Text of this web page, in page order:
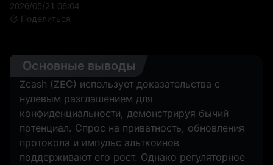
2026/05/21 06:04
Поделиться
Основные выводы
Zcash (ZEC) использует доказательства с
нулевым разглашением для
конфиденциальности, демонстрируя бычий
потенциал. Спрос на приватность, обновления
протокола и импульс альткоинов
поддерживают его рост. Однако регуляторное